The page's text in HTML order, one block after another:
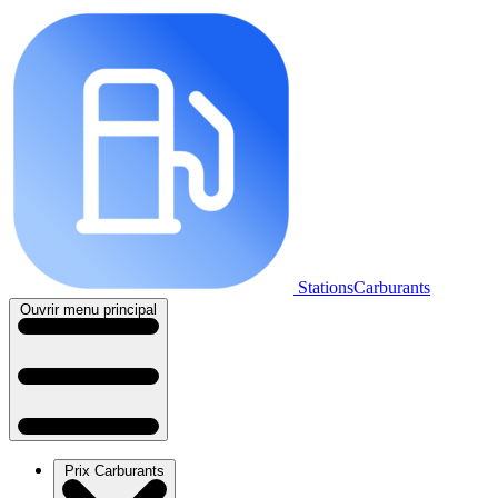
StationsCarburants
Ouvrir menu principal
Prix Carburants